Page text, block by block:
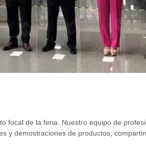
focal de la feria. Nuestro equipo de
y demostraciones de productos,